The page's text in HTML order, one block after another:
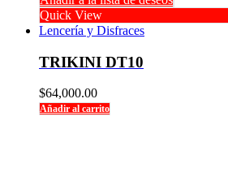
Quick View
Lencería y Disfraces
TRIKINI DT10
$64,000.00
Añadir al carrito